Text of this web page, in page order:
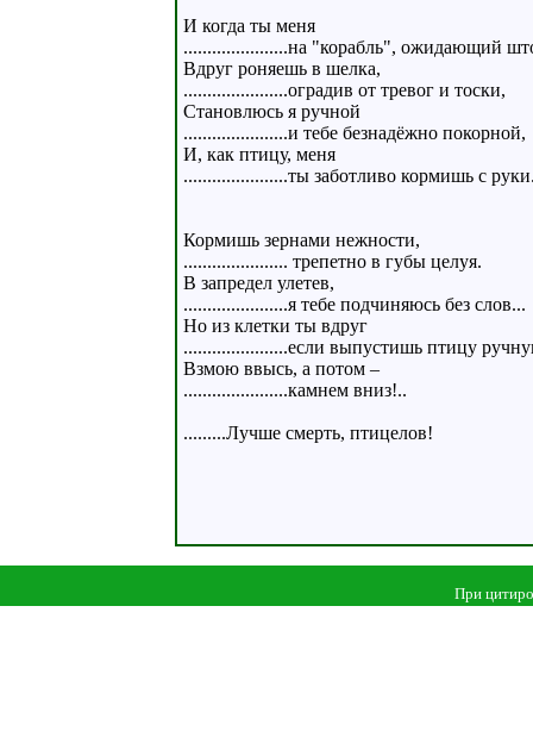
И когда ты меня
......................на "корабль", ожидающий
Вдруг роняешь в шелка,
......................оградив от тревог и тоски,
Становлюсь я ручной
......................и тебе безнадёжно покорной,
И, как птицу, меня
......................ты заботливо кормишь с
Кормишь зернами нежности,
...................... трепетно в губы целуя.
В запредел улетев,
......................я тебе подчиняюсь без слов...
Но из клетки ты вдруг
......................если выпустишь птицу
Взмою ввысь, а потом –
......................камнем вниз!..
.........Лучше смерть, птицелов!
При